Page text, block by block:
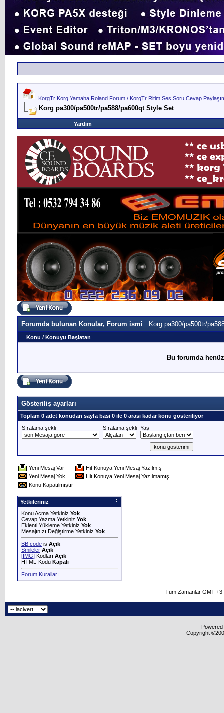
KorgTr Korg Yamaha Roland Forum / KorgTr Ritim Ses Soru Cevap
Korg pa300/pa500tr/pa588/pa600qt Style Set
Yardım
Forumda bulunan Konular, Forum ismi : Korg pa300/pa500tr/
Konu / Konuyu Başlatan
Bu forumda
Gösteriliş ayarları
Toplam 0 adet konudan sayfa basi 0 ile 0 arasi kadar konu gösteriliyor
Sıralama şekli
Sıralama şekli Yaş
Yeni Mesaj Var
Hit Konuya Yeni Mesaj Yazılmış
Yeni Mesaj Yok
Hit Konuya Yeni Mesaj Yazılmamış
Konu Kapatılmıştır
Yetkileriniz
Konu Acma Yetkiniz Yok
Cevap Yazma Yetkiniz Yok
Eklenti Yükleme Yetkiniz Yok
Mesajınızı Değiştirme Yetkiniz Yok
BB code is Açık
Smileler Açık
[IMG] Kodları Açık
HTML-Kodu Kapalı
Forum Kuralları
Tüm Zamanlar GMT
Copyright